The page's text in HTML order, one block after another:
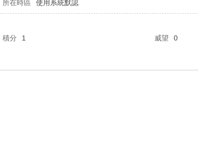
所在時區 使用系統默認
積分 1 威望
0